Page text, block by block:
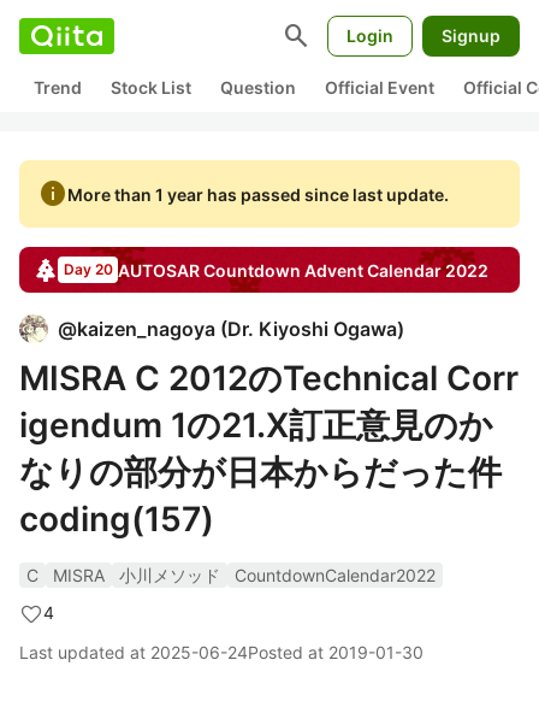
search Login Signup
Trend Stock List Question Official Event Official
infoMore than 1 year has passed since last update.
Day 20 AUTOSAR Countdown Advent Calendar 2022
@kaizen_nagoya (Dr. Kiyoshi Ogawa)
MISRA C 2012のTechnical Corr
igendum 1の21.X訂正意見のか
なりの部分が日本からだった件
coding(157)
C MISRA 小川メソッド
CountdownCalendar2022
4
Last updated at 2025-06-24Posted at 2019-01-30